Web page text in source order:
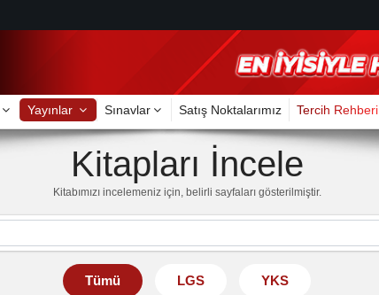
Yayınlar Sınavlar Satış Noktalarımız Tercih Rehberi
Kitapları İncele
Kitabımızı incelemeniz için, belirli sayfaları gösterilmiştir.
Tümü LGS YKS